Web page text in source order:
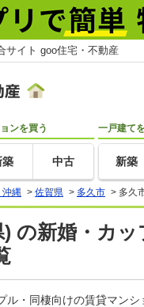
サイト goo住宅・不動産
ンを買う
築 中古
一戸建て
新築
沖縄 > 佐賀県 > 多久市 > 多久
) の新婚・カ
ル・同棲向けの賃貸マン